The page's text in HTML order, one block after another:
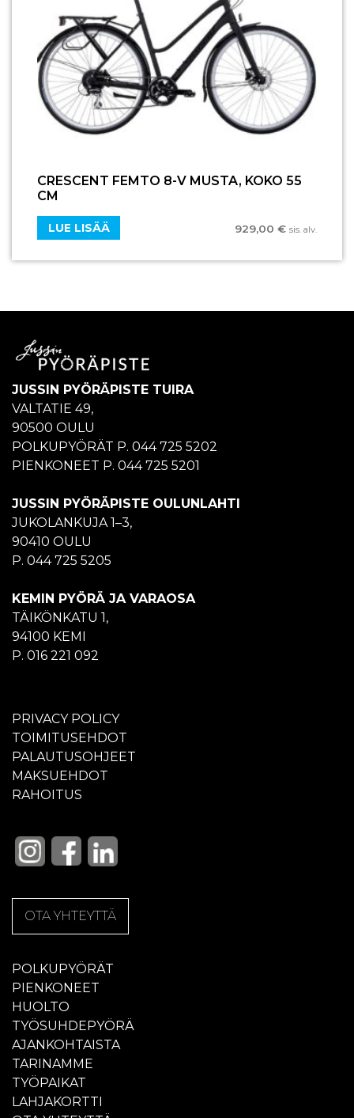
CRESCENT FEMTO 8-V MUSTA, KOKO 55
CM
929,00 € sis. alv.
LUE LISÄÄ
JUSSIN PYÖRÄPISTE TUIRA
VALTATIE 49,
90500 OULU
POLKUPYÖRÄT P. 044 725 5202
PIENKONEET P. 044 725 5201
JUSSIN PYÖRÄPISTE OULUNLAHTI
JUKOLANKUJA 1–3,
90410 OULU
P. 044 725 5205
KEMIN PYÖRÄ JA VARAOSA
TÄIKÖNKATU 1,
94100 KEMI
P. 016 221 092
PRIVACY POLICY
TOIMITUSEHDOT
PALAUTUSOHJEET
MAKSUEHDOT
RAHOITUS
OTA YHTEYTTÄ
POLKUPYÖRÄT
PIENKONEET
HUOLTO
TYÖSUHDEPYÖRÄ
AJANKOHTAISTA
TARINAMME
TYÖPAIKAT
LAHJAKORTTI